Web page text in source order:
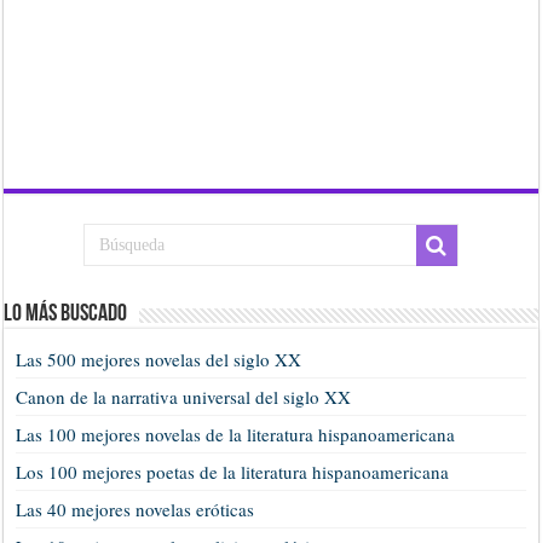
Lo más buscado
Las 500 mejores novelas del siglo XX
Canon de la narrativa universal del siglo XX
Las 100 mejores novelas de la literatura hispanoamericana
Los 100 mejores poetas de la literatura hispanoamericana
Las 40 mejores novelas eróticas